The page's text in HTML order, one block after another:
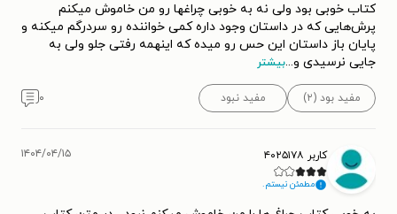
کتاب خوبی بود ولی نه به خوبی چراغها رو من خاموش میکنم
پرش‌هایی که در داستان وجود داره کمی خواننده رو سردرگم میکنه و
پایان باز داستان این حس رو میده که اینهمه رفتی جلو ولی به
جایی نرسیدی و...بیشتر
مفید بود (۲) مفید نبود ۰
کاربر ۴۰۲۵۱۷۸
مطمئن نیستم.
۱۴۰۴/۰۴/۱۵